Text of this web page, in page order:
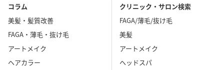
コラム
美髪・髪質改善
FAGA・薄毛・抜け毛
アートメイク
ヘアカラー
クリニック・サロン検索
FAGA/薄毛/抜け毛
美髪
アートメイク
ヘッドスパ